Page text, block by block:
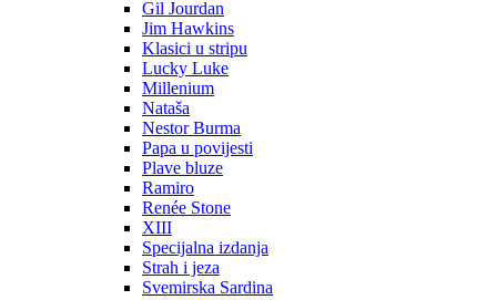
Gil Jourdan
Jim Hawkins
Klasici u stripu
Lucky Luke
Millenium
Nataša
Nestor Burma
Papa u povijesti
Plave bluze
Ramiro
Renée Stone
XIII
Specijalna izdanja
Strah i jeza
Svemirska Sardina